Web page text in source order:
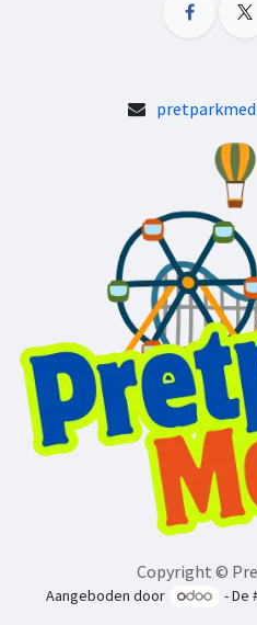
Copyright ©
Aangeboden door - De